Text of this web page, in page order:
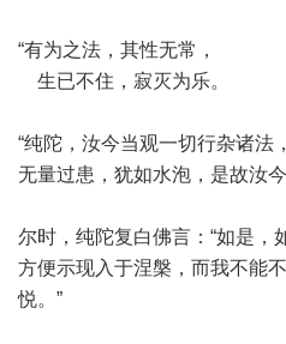
“有为之法，其性无常，
生已不住，寂灭为乐。
“纯陀，汝今当观一切行杂诸法
无量过患，犹如水泡，是故汝
尔时，纯陀复白佛言：“如是，
方便示现入于涅槃，而我不能
悦。”